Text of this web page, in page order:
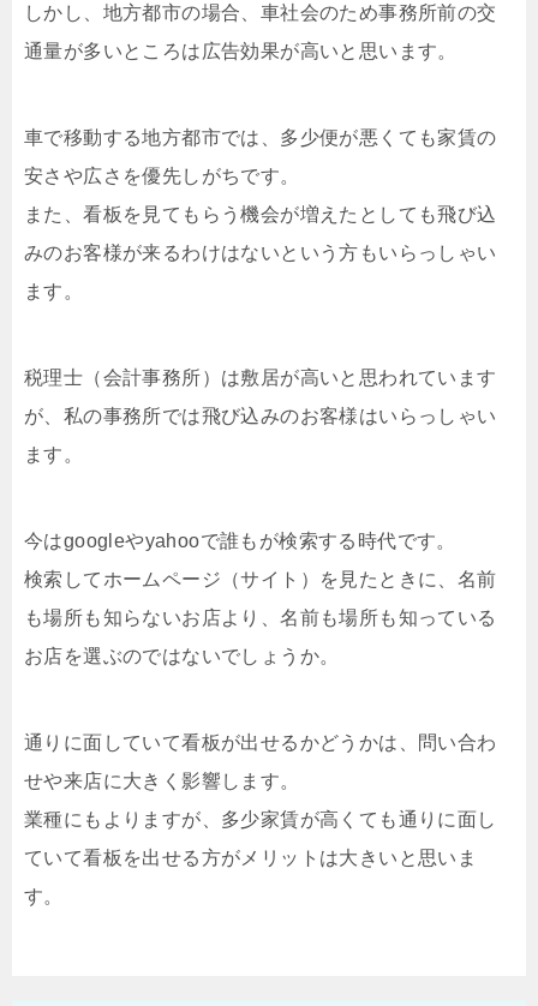
しかし、地方都市の場合、車社会のため事務所前の交
通量が多いところは広告効果が高いと思います。
車で移動する地方都市では、多少便が悪くても家賃の
安さや広さを優先しがちです。
また、看板を見てもらう機会が増えたとしても飛び込
みのお客様が来るわけはないという方もいらっしゃい
ます。
税理士（会計事務所）は敷居が高いと思われています
が、私の事務所では飛び込みのお客様はいらっしゃい
ます。
今はgoogleやyahooで誰もが検索する時代です。
検索してホームページ（サイト）を見たときに、名前
も場所も知らないお店より、名前も場所も知っている
お店を選ぶのではないでしょうか。
通りに面していて看板が出せるかどうかは、問い合わ
せや来店に大きく影響します。
業種にもよりますが、多少家賃が高くても通りに面し
ていて看板を出せる方がメリットは大きいと思いま
す。